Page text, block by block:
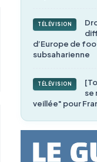
TÉLÉVISION
d’Europe de
subsaharienne
TÉLÉVISION
se
veillée" pour